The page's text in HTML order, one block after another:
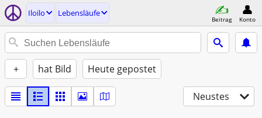
Iloilo Lebensläufe
Beitrag Konto
+ hat Bild Heute gepostet
Neustes